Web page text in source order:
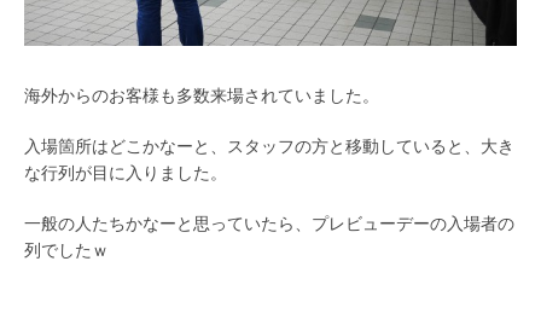
海外からのお客様も多数来場されていました。
入場箇所はどこかなーと、スタッフの方と移動していると、大き
な行列が目に入りました。
一般の人たちかなーと思っていたら、プレビューデーの入場者の
列でしたｗ